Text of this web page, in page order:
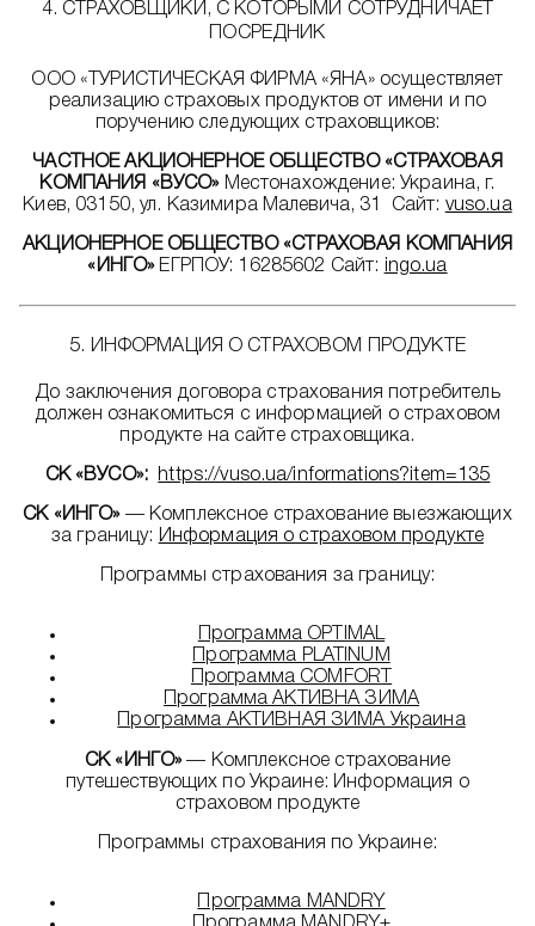
4. СТРАХОВЩИКИ, С КОТОРЫМИ СОТРУДНИЧАЕТ
ПОСРЕДНИК
ООО «ТУРИСТИЧЕСКАЯ ФИРМА «ЯНА» осуществляет
реализацию страховых продуктов от имени и по
поручению следующих страховщиков:
ЧАСТНОЕ АКЦИОНЕРНОЕ ОБЩЕСТВО «СТРАХОВАЯ
КОМПАНИЯ «ВУСО»Местонахождение: Украина, г.
Киев, 03150, ул. Казимира Малевича, 31 Сайт: vuso.ua
АКЦИОНЕРНОЕ ОБЩЕСТВО «СТРАХОВАЯ КОМПАНИЯ
«ИНГО»ЕГРПОУ: 16285602 Сайт: ingo.ua
5. ИНФОРМАЦИЯ О СТРАХОВОМ ПРОДУКТЕ
До заключения договора страхования потребитель
должен ознакомиться с информацией о страховом
продукте на сайте страховщика.
СК «ВУСО»: https://vuso.ua/informations?item=135
СК «ИНГО»— Комплексное страхование выезжающих
за границу: Информация о страховом продукте
Программы страхования за границу:
Программа OPTIMAL
Программа PLATINUM
Программа COMFORT
Программа АКТИВНА ЗИМА
Программа АКТИВНАЯ ЗИМА Украина
СК «ИНГО»— Комплексное страхование
путешествующих по Украине: Информация о
страховом продукте
Программы страхования по Украине:
Программа MANDRY